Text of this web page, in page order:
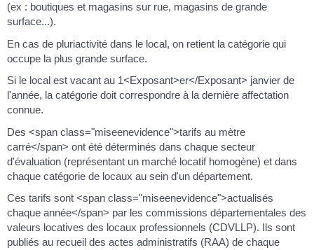
(ex : boutiques et magasins sur rue, magasins de grande
surface...).
En cas de pluriactivité dans le local, on retient la catégorie qui
occupe la plus grande surface.
Si le local est vacant au 1<Exposant>er</Exposant> janvier de
l'année, la catégorie doit correspondre à la dernière affectation
connue.
Des <span class="miseenevidence">tarifs au mètre
carré</span> ont été déterminés dans chaque secteur
d'évaluation (représentant un marché locatif homogène) et dans
chaque catégorie de locaux au sein d'un département.
Ces tarifs sont <span class="miseenevidence">actualisés
chaque année</span> par les commissions départementales des
valeurs locatives des locaux professionnels (CDVLLP). Ils sont
publiés au recueil des actes administratifs (RAA) de chaque